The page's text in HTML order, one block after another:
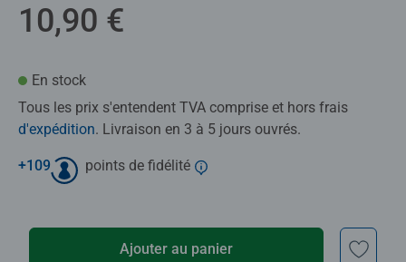
10,90 €
En stock
Tous les prix s'entendent TVA comprise et hors frais
d'expédition. Livraison en 3 à 5 jours ouvrés.
+109 points de fidélité
Ajouter au panier